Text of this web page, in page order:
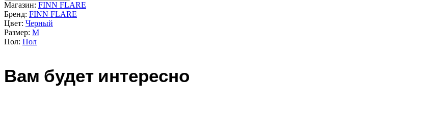
Магазин: FINN FLARE
Бренд: FINN FLARE
Цвет: Черный
Размер: M
Пол: Пол
Вам будет интересно